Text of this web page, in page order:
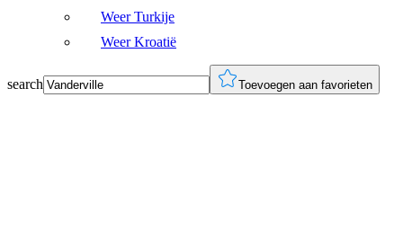
Weer Turkije
Weer Kroatië
search Toevoegen aan favorieten